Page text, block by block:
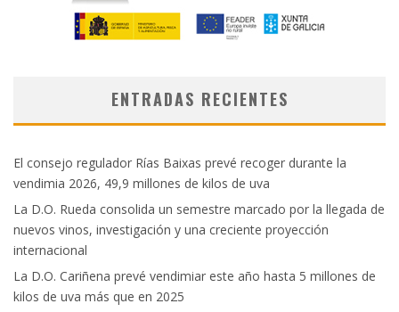
ENTRADAS RECIENTES
El consejo regulador Rías Baixas prevé recoger durante la
vendimia 2026, 49,9 millones de kilos de uva
La D.O. Rueda consolida un semestre marcado por la llegada de
nuevos vinos, investigación y una creciente proyección
internacional
La D.O. Cariñena prevé vendimiar este año hasta 5 millones de
kilos de uva más que en 2025